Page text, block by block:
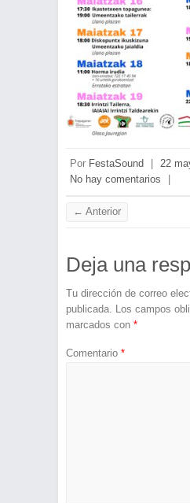
Por FestaSound | 22
No hay comentarios
|
← Anterior
Deja una
Tu dirección de correo
publicada. Los campos
marcados con *
Comentario *